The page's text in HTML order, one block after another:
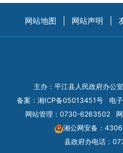
网站地图 网站声明
主办：平江县人民政府办公室
备案： 湘ICP备05013451号 电
网站管理：0730-6263502
湘公网安备：
县政府办电话：